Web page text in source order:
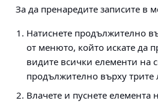
За да пренаредите записите в
Натиснете продължително
от менюто, който искате да
видите всички елементи на
продължително върху трите
Влачете и пуснете елемента